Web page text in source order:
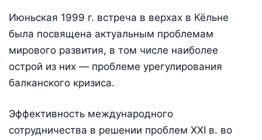
Июньская 1999 г. встреча в верхах в Кёльне
была посвящена актуальным проблемам
мирового развития, в том числе наиболее
острой из них — проблеме урегулирования
балканского кризиса.
Эффективность международного
сотрудничества в решении проблем XXI в. во